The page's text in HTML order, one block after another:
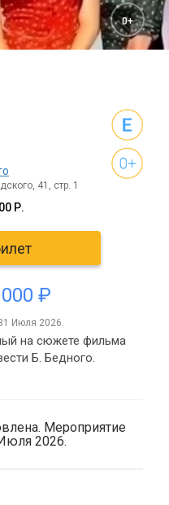
0+
41, стр. 1
Р.
₽
Июля 2026.
на сюжете фильма
Б. Бедного.
Мероприятие
2026.